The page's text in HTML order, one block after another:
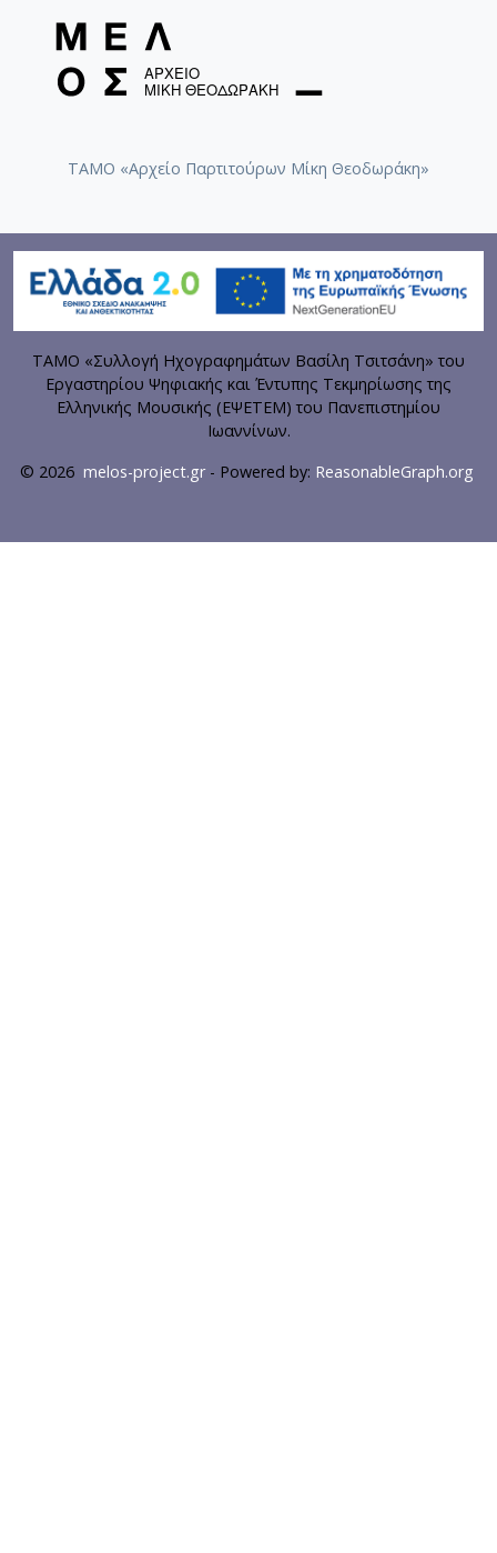
ΤΑΜΟ «Αρχείο Παρτιτούρων Μίκη Θεοδωράκη»
ΤΑΜΟ «Συλλογή Ηχογραφημάτων Βασίλη Τσιτσάνη» του
Εργαστηρίου Ψηφιακής και Έντυπης Τεκμηρίωσης της
Ελληνικής Μουσικής (ΕΨΕΤΕΜ) του Πανεπιστημίου
Ιωαννίνων.
© 2026 melos-project.gr- Powered by: ReasonableGraph.org